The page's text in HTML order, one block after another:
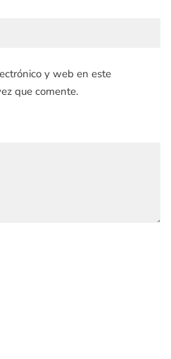
y web en este
que comente.